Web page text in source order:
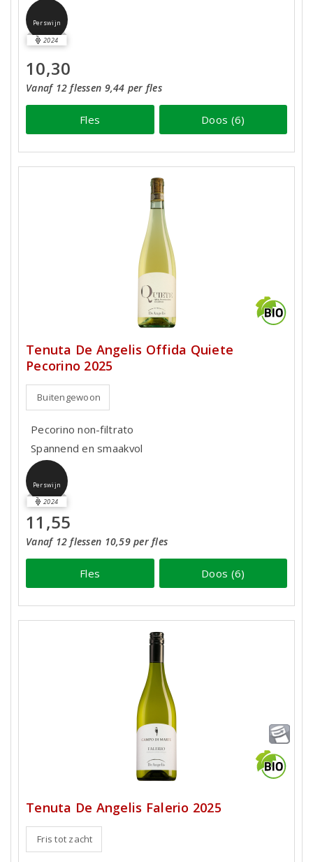
Perswijn
2024
10,30
Vanaf 12 flessen 9,44 per fles
Fles Doos (6)
Tenuta De Angelis Offida Quiete
Pecorino 2025
Buitengewoon
Pecorino non-filtrato
Spannend en smaakvol
Perswijn
2024
11,55
Vanaf 12 flessen 10,59 per fles
Fles Doos (6)
Tenuta De Angelis Falerio 2025
Fris tot zacht